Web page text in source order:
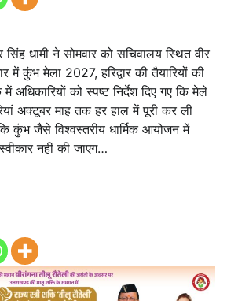
सिंह धामी ने सोमवार को सचिवालय स्थित वीर
में कुंभ मेला 2027, हरिद्वार की तैयारियों की
अधिकारियों को स्पष्ट निर्देश दिए गए कि मेले
अक्टूबर माह तक हर हाल में पूरी कर ली
कुंभ जैसे विश्वस्तरीय धार्मिक आयोजन में
नहीं की जाएग…